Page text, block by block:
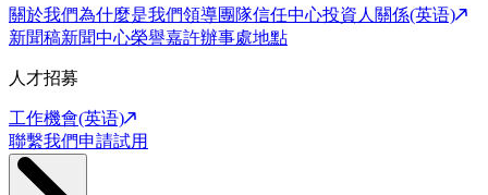
關於我們為什麼是我們領導團隊信任中心投資人關係(英语)
新聞稿新聞中心榮譽嘉許辦事處地點
人才招募
工作機會(英语)
聯繫我們申請試用